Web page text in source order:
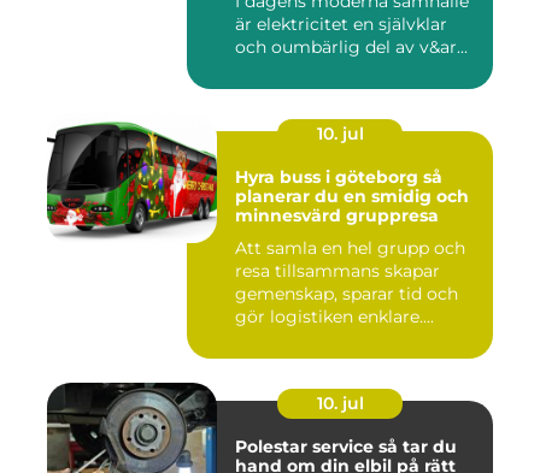
är elektricitet en självklar
och oumbärlig del av v&ar...
10. jul
Hyra buss i göteborg så
planerar du en smidig och
minnesvärd gruppresa
Att samla en hel grupp och
resa tillsammans skapar
gemenskap, sparar tid och
gör logistiken enklare....
10. jul
Polestar service så tar du
hand om din elbil på rätt